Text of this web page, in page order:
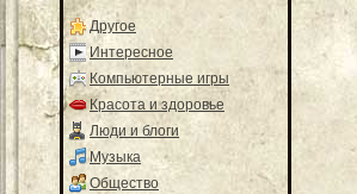
Другое
Интересное
Компьютерные игры
Красота и здоровье
Люди и блоги
Музыка
Общество